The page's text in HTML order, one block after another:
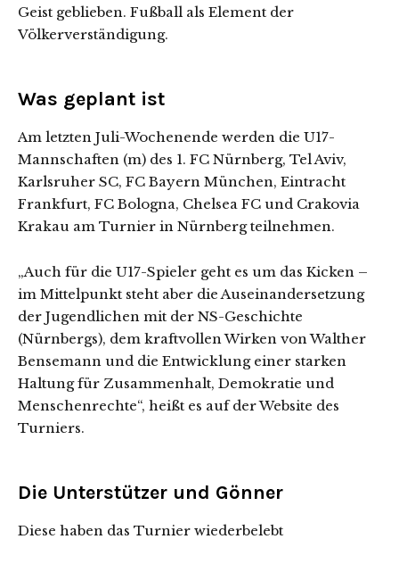
Geist geblieben. Fußball als Element der
Völkerverständigung.
Was geplant ist
Am letzten Juli-Wochenende werden die U17-
Mannschaften (m) des 1. FC Nürnberg, Tel Aviv,
Karlsruher SC, FC Bayern München, Eintracht
Frankfurt, FC Bologna, Chelsea FC und Crakovia
Krakau am Turnier in Nürnberg teilnehmen.
„Auch für die U17-Spieler geht es um das Kicken –
im Mittelpunkt steht aber die Auseinandersetzung
der Jugendlichen mit der NS-Geschichte
(Nürnbergs), dem kraftvollen Wirken von Walther
Bensemann und die Entwicklung einer starken
Haltung für Zusammenhalt, Demokratie und
Menschenrechte“, heißt es auf der Website des
Turniers.
Die Unterstützer und Gönner
Diese haben das Turnier wiederbelebt